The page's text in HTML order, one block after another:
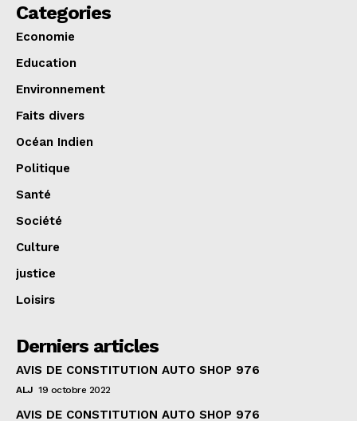
Categories
Economie
Education
Environnement
Faits divers
Océan Indien
Politique
Santé
Société
Culture
justice
Loisirs
Derniers articles
AVIS DE CONSTITUTION AUTO SHOP 976
ALJ 19 octobre 2022
AVIS DE CONSTITUTION AUTO SHOP 976